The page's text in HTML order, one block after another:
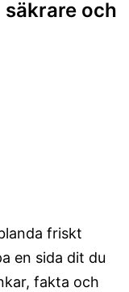
och
friskt
en sida dit du
fakta och